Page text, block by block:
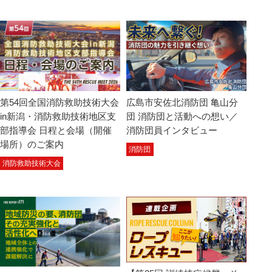
第54回全国消防救助技術大会
in新潟・消防救助技術地区支
部指導会 日程と会場（開催
場所）のご案内
消防救助技術大会
広島市安佐北消防団 亀山分
団 消防団と活動への想い／
消防団員インタビュー
消防団